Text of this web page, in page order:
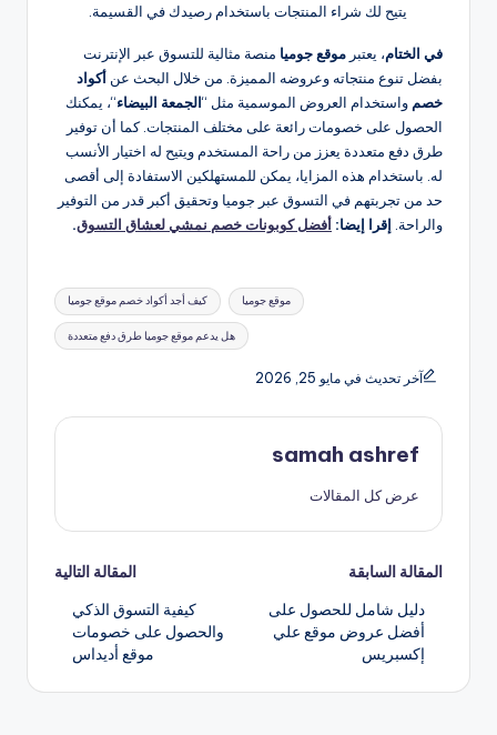
يتيح لك شراء المنتجات باستخدام رصيدك في القسيمة.
في الختام، يعتبر موقع جوميا منصة مثالية للتسوق عبر الإنترنت
بفضل تنوع منتجاته وعروضه المميزة. من خلال البحث عن أكواد
خصم واستخدام العروض الموسمية مثل “الجمعة البيضاء“، يمكنك
الحصول على خصومات رائعة على مختلف المنتجات. كما أن توفير
طرق دفع متعددة يعزز من راحة المستخدم ويتيح له اختيار الأنسب
له. باستخدام هذه المزايا، يمكن للمستهلكين الاستفادة إلى أقصى
حد من تجربتهم في التسوق عبر جوميا وتحقيق أكبر قدر من التوفير
والراحة. إقرا إيضا: أفضل كوبونات خصم نمشي لعشاق التسوق.
كيف أجد أكواد خصم موقع جوميا موقع جوميا
هل يدعم موقع جوميا طرق دفع متعددة
آخر تحديث في مايو 25, 2026
samah ashref
عرض كل المقالات
تصفّح
المقالات
المقالة السابقة
دليل شامل للحصول على
أفضل عروض موقع علي
إكسبريس
المقالة التالية
كيفية التسوق الذكي
والحصول على خصومات
موقع أديداس